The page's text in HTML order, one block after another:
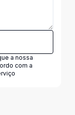
a nossa
com a